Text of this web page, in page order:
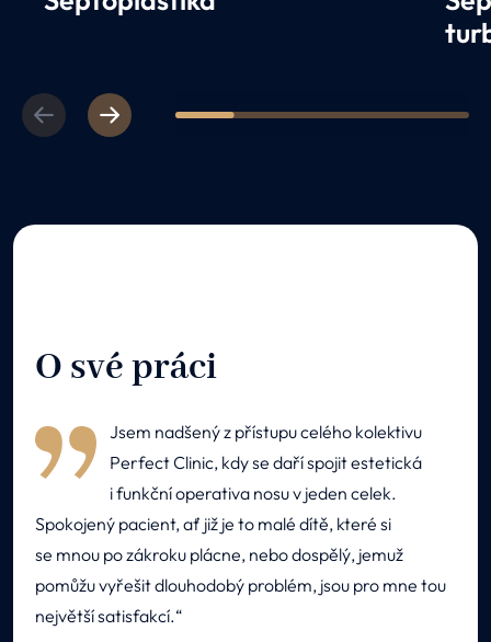
PreviousNext 1 2 3 4 5
O své práci
Jsem nadšený z přístupu celého kolektivu
Perfect Clinic, kdy se daří spojit estetická
i funkční operativa nosu v jeden celek.
Spokojený pacient, ať již je to malé dítě, které si
se mnou po zákroku plácne, nebo dospělý, jemuž
pomůžu vyřešit dlouhodobý problém, jsou pro mne tou
největší satisfakcí.